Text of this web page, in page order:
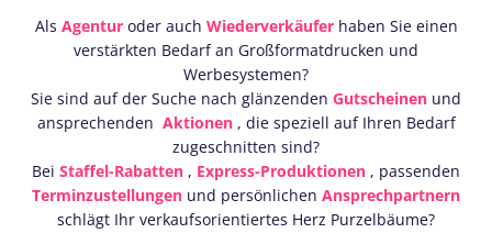
Als Agentur oder auch Wiederverkäufer haben Sie einen
verstärkten Bedarf an Großformatdrucken und
Werbesystemen?
Sie sind auf der Suche nach glänzenden Gutscheinen und
ansprechenden Aktionen , die speziell auf Ihren Bedarf
zugeschnitten sind?
Bei Staffel-Rabatten , Express-Produktionen , passenden
Terminzustellungen und persönlichen Ansprechpartnern
schlägt Ihr verkaufsorientiertes Herz Purzelbäume?